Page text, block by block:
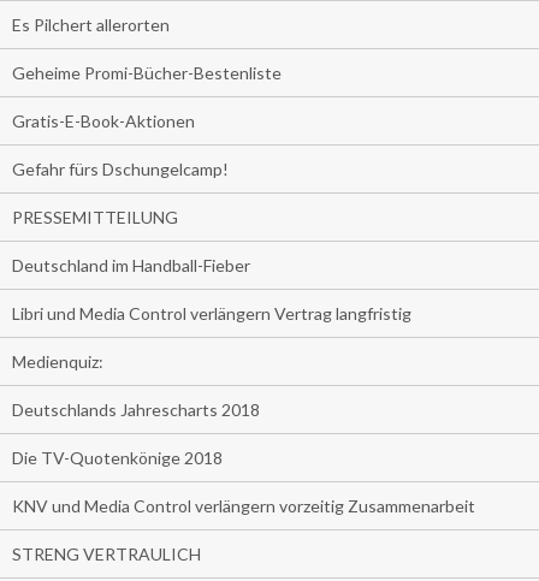
Es Pilchert allerorten
Geheime Promi-Bücher-Bestenliste
Gratis-E-Book-Aktionen
Gefahr fürs Dschungelcamp!
PRESSEMITTEILUNG
Deutschland im Handball-Fieber
Libri und Media Control verlängern Vertrag langfristig
Medienquiz:
Deutschlands Jahrescharts 2018
Die TV-Quotenkönige 2018
KNV und Media Control verlängern vorzeitig Zusammenarbeit
STRENG VERTRAULICH